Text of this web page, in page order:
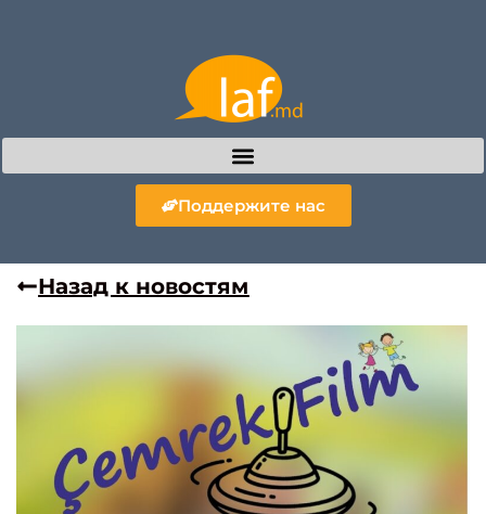
Поддержите нас
Назад к новостям